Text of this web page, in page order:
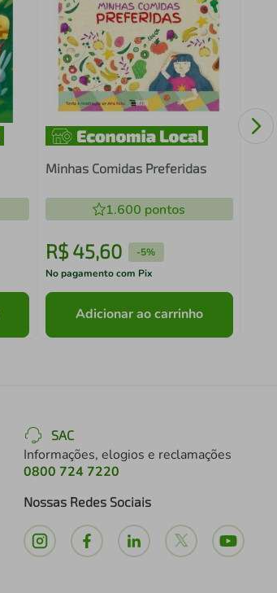
Minhas Comidas Preferidas
1.600 pontos
R$ 45,60 -5%
No pagamento com Pix
Adicionar ao carrinho
SAC
Informações, elogios e reclamações
0800 724 7220
Nossas Redes Sociais